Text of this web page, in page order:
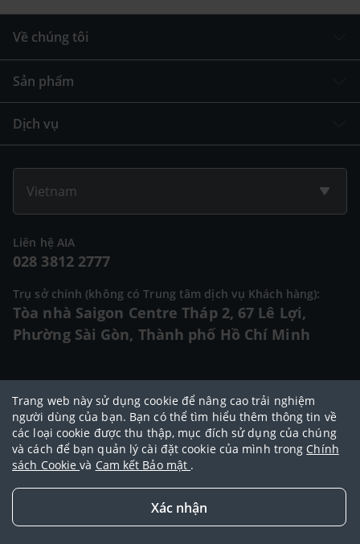
Về chúng tôi
Sản phẩm
Dịch vụ
Vietnam
Liên hệ AIA
028 3812 2777
Trụ sở chính (không có Trung tâm dịch vụ Khách hàng):
Tòa nhà Saigon Centre Tháp 2, 67 Lê Lợi,
Phường Sài Gòn, Thành phố Hồ Chí Minh
Đại lý Ngoại hạng AIA|Điều khoản sử dụng |Cam kết bảo mật|Chính
sách bảo vệ dữ liệu cá nhân|Chính sách cookie |Quy tắc đạo đức|
Điều khoản và điều kiện sử dụng dịch vụ thanh toán trực tuyến
Trang web này sử dụng cookie để nâng cao trải nghiệm
người dùng của bạn. Bạn có thể tìm hiểu thêm thông tin về
các loại cookie được thu thập, mục đích sử dụng của chúng
và cách để bạn quản lý cài đặt cookie của mình trong Chính
sách Cookievà Cam kết Bảo mật .
Xác nhận